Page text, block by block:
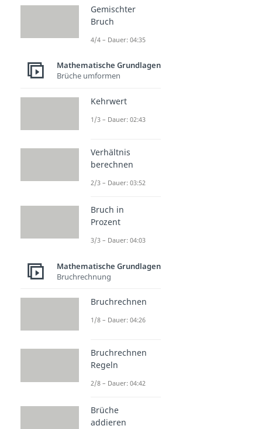
Gemischter
Bruch
4/4 – Dauer: 04:35
Mathematische Grundlagen
Brüche umformen
Kehrwert
1/3 – Dauer: 02:43
Verhältnis
berechnen
2/3 – Dauer: 03:52
Bruch in
Prozent
3/3 – Dauer: 04:03
Mathematische Grundlagen
Bruchrechnung
Bruchrechnen
1/8 – Dauer: 04:26
Bruchrechnen
Regeln
2/8 – Dauer: 04:42
Brüche
addieren